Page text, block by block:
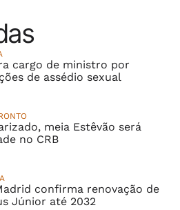
cargo de ministro por
de assédio sexual
meia Estêvão será
no CRB
confirma renovação de
Júnior até 2032